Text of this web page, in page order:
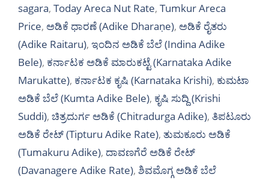
sagara, Today Areca Nut Rate, Tumkur Areca
Price, ಅಡಿಕೆ ಧಾರಣೆ (Adike Dharaṇe), ಅಡಿಕೆ ರೈತರು
(Adike Raitaru), ಇಂದಿನ ಅಡಿಕೆ ಬೆಲೆ (Indina Adike
Bele), ಕರ್ನಾಟಕ ಅಡಿಕೆ ಮಾರುಕಟ್ಟೆ (Karnataka Adike
Marukatte), ಕರ್ನಾಟಕ ಕೃಷಿ (Karnataka Krishi), ಕುಮಟಾ
ಅಡಿಕೆ ಬೆಲೆ (Kumta Adike Bele), ಕೃಷಿ ಸುದ್ದಿ (Krishi
Suddi), ಚಿತ್ರದುರ್ಗ ಅಡಿಕೆ (Chitradurga Adike), ತಿಪಟೂರು
ಅಡಿಕೆ ರೇಟ್ (Tipturu Adike Rate), ತುಮಕೂರು ಅಡಿಕೆ
(Tumakuru Adike), ದಾವಣಗೆರೆ ಅಡಿಕೆ ರೇಟ್
(Davanagere Adike Rate), ಶಿವಮೊಗ್ಗ ಅಡಿಕೆ ಬೆಲೆ